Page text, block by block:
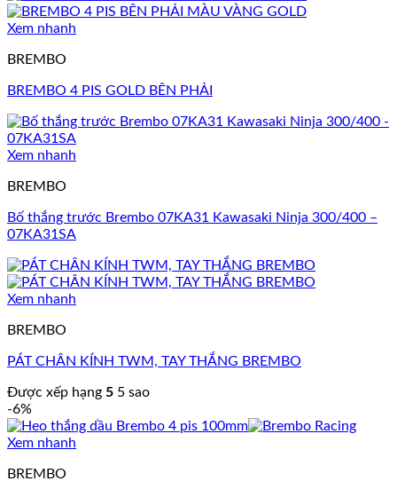
Xem nhanh
BREMBO
BREMBO 4 PIS GOLD BÊN PHẢI
Xem nhanh
BREMBO
Bố thắng trước Brembo 07KA31 Kawasaki Ninja 300/400 –
07KA31SA
Xem nhanh
BREMBO
PÁT CHÂN KÍNH TWM, TAY THẮNG BREMBO
Được xếp hạng 5 5 sao
-6%
Xem nhanh
BREMBO